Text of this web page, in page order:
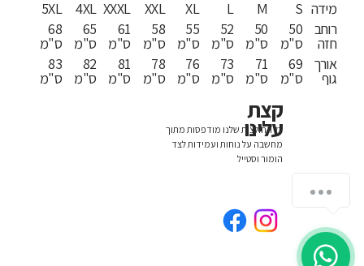
5XL
68
ס"מ
83
ס"מ
4XL
65
ס"מ
82
ס"מ
XXXL
61
ס"מ
81
ס"מ
XXL
58
ס"מ
78
ס"מ
XL
55
ס"מ
76
ס"מ
L
52
ס"מ
73
ס"מ
M
50
ס"מ
71
ס"מ
S
50
ס"מ
69
ס"מ
מידה
רוחב
חזה
אורך
גוף
כל החולצות שלנו מודפסות מתוך
מחשבה על נוחות ועמידות לצד
הומור וסטייל
קצת
עלינו